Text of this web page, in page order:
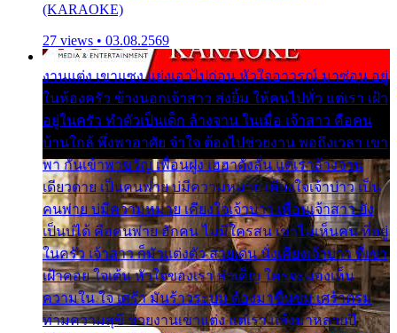
(KARAOKE)
27 views • 03.08.2569
งานแต่ง เขาแซง แย่งเอาไปก่อน หัวใจอาวรณ์ มาซ่อน อยู่
ในห้องครัว ข้างนอกเจ้าสาว ส่งยิ้ม ให้คนไปทั่ว แต่เรา เฝ้า
อยู่ในครัว ทำตัวเป็นเด็ก ล้างจาน ในเมื่อ เจ้าสาว คือคน
บ้านใกล้ พึ่งพาอาศัย จำใจ ต้องไปช่วยงาน พอถึงเวลา เขา
พา กันเข้าพาขวัญ เพื่อนฝูง เฮฮาดังลั่น แต่เราล้างจาน
เดียวดาย เป็นคนพ่าย บ่มีความหมาย เคียงใจเจ้าบ่าว เป็น
คนพ่าย บ่มีความหมาย เคียงใจเจ้าบ่าว เพื่อนเจ้าสาว ยัง
เป็นบ่ได้ คือคนพ่าย ฮักคน ไม่มีใครสน เขาไม่เห็นคน ที่อยู่
ในครัว เจ้าสาว ก็มัวแต่งตัว สวยเด่น นั่งเคียงเจ้าบ่าว ที่เขา
เฝ้าคอย ใจเต้น หัวใจของเรา ลำเค็ญ ใครจะมองเห็น
ความใน ใจ เศร้า มันร้าวระบม ต้องมาขื่นขม เศร้าตรม
ท่ามความสุขี ช่วยงานเขาแต่ง แต่เรา แล้งมาหลายปี